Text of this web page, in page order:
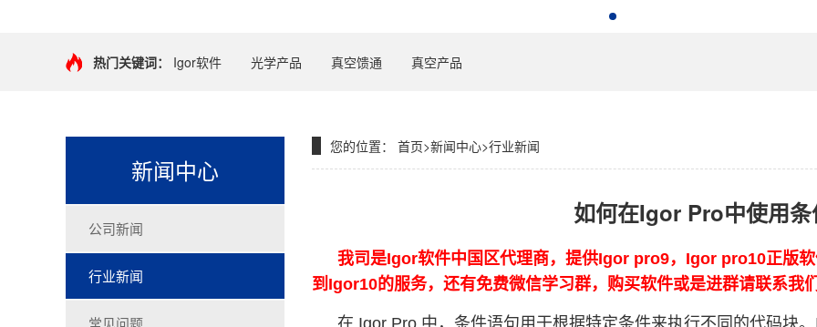
热门关键词：
Igor软件 光学产品 真空馈通 真空产品
新闻中心
公司新闻
行业新闻
常见问题
您的位置： 首页>新闻中心>行业新闻
如何在Igor Pro中使用
我司是Igor软件中国区代理商，提供Igor pro9，Igor pro10正版
到Igor10的服务，还有免费微信学习群，购买软件或是进群请联系我
在 Igor Pro 中，条件语句用于根据特定条件来执行不同的代码块